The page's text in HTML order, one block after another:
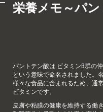
栄養メモ～パン
パントテン酸は ビタミンB群の
という意味で命名されました。
様々な食品に含まれるため、通
ビタミンです。
皮膚や粘膜の健康を維持する働